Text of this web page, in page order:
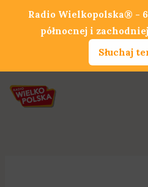
Radio Wielkopolska® -
północnej i
Słuchaj